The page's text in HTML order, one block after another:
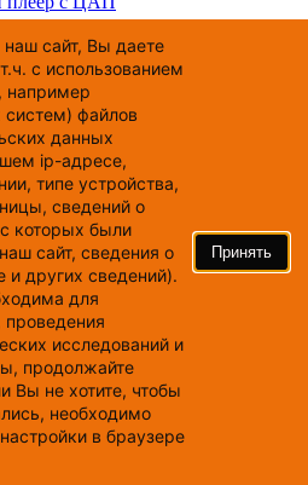
водонепроницаемые наушники
cайт, Вы даете
с использованием
например
систем) файлов
данных
ip-адресе,
типе устройства,
сведений о
которых были
сайт, сведения о
и других сведений).
для
проведения
исследований и
продолжайте
Вы не хотите, чтобы
необходимо
в браузере
Принять